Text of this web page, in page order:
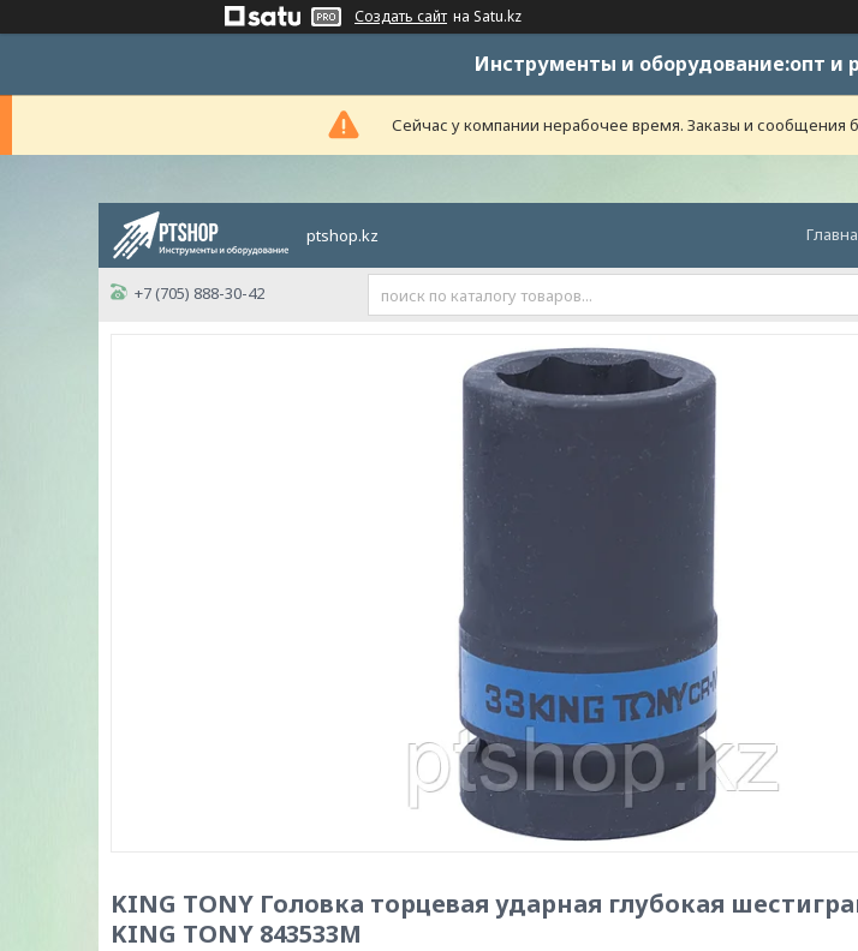
Создать сайт на Satu.kz
Инструменты и оборудование:опт и
Сейчас у компании нерабочее время. Заказы и сообщения
ptshop.kz
+7 (705) 888-30-42
KING TONY Головка торцевая ударная глубокая
KING TONY 843533M